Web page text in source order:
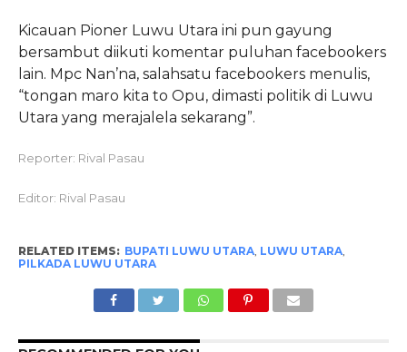
Kicauan Pioner Luwu Utara ini pun gayung
bersambut diikuti komentar puluhan facebookers
lain. Mpc Nan’na, salahsatu facebookers menulis,
“tongan maro kita to Opu, dimasti politik di Luwu
Utara yang merajalela sekarang”.
Reporter: Rival Pasau
Editor: Rival Pasau
RELATED ITEMS: BUPATI LUWU UTARA, LUWU UTARA,
PILKADA LUWU UTARA